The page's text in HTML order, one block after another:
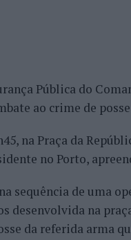
Pública do
ao crime de
na Praça da
no Porto,
sequência de uma
desenvolvida na
da referida arma